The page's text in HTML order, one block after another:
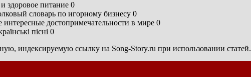
здоровое питание 0
словарь по игорному бизнесу 0
достопримечательности в мире 0
пісні 0
индексируемую ссылку на Song-Story.ru при использовании статей.